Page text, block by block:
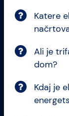
Katere
Ali je
dom?
Kdaj je